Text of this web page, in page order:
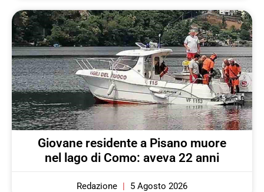
Giovane residente a Pisano muore
nel lago di Como: aveva 22 anni
Redazione 5 Agosto 2026